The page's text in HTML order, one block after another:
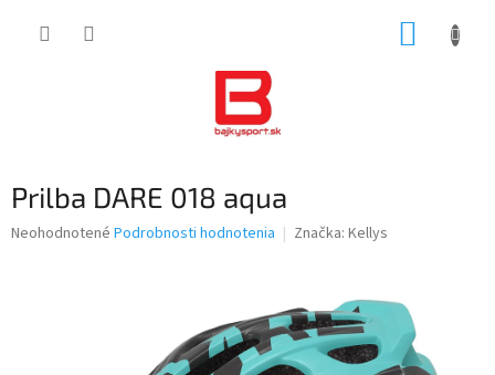
Prilba DARE 018 aqua
Priemerné
Neohodnotené Podrobnosti hodnotenia Značka: Kellys